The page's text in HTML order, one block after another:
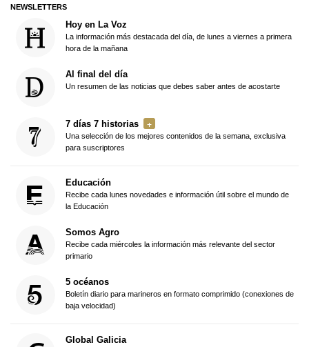
NEWSLETTERS
Hoy en La Voz
La información más destacada del día, de lunes a viernes a primera
hora de la mañana
Al final del día
Un resumen de las noticias que debes saber antes de acostarte
7 días 7 historias
Una selección de los mejores contenidos de la semana, exclusiva
para suscriptores
Educación
Recibe cada lunes novedades e información útil sobre el mundo de
la Educación
Somos Agro
Recibe cada miércoles la información más relevante del sector
primario
5 océanos
Boletín diario para marineros en formato comprimido (conexiones de
baja velocidad)
Global Galicia